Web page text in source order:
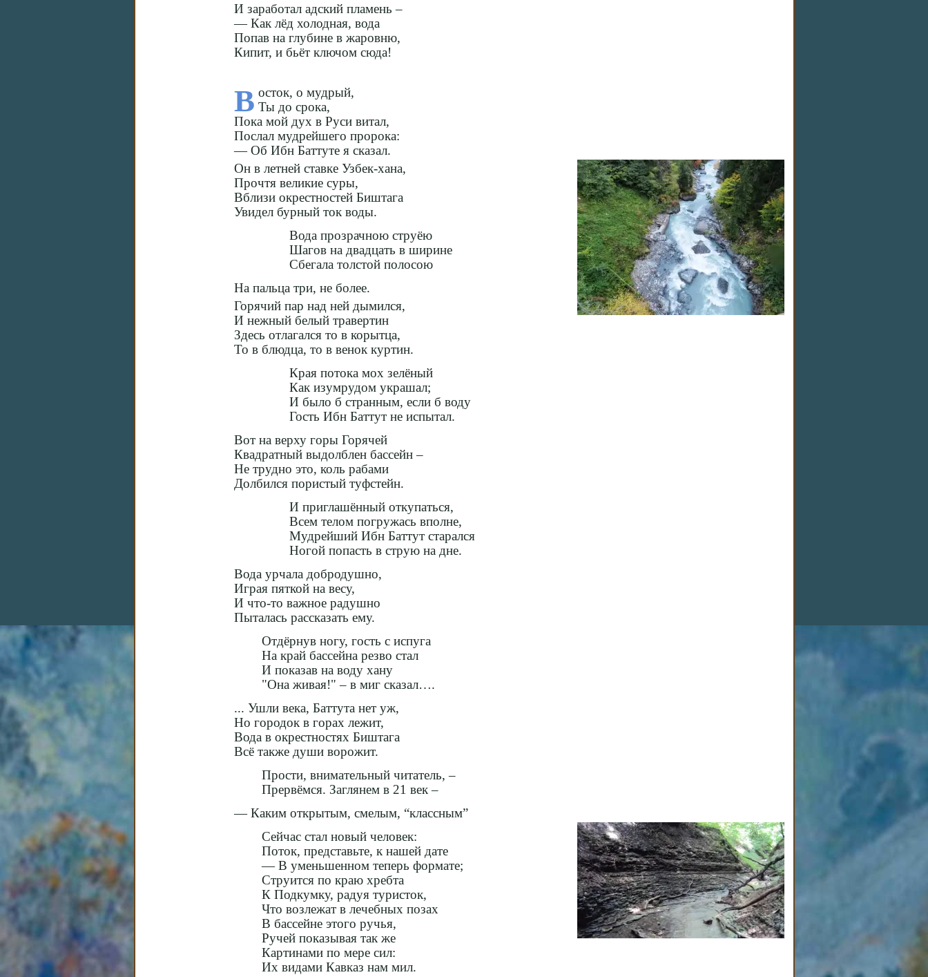
И заработал адский пламень –
— Как лёд холодная, вода
Попав на глубине в жаровню,
Кипит, и бьёт ключом сюда!
В осток, о мудрый,
Ты до срока,
Пока мой дух в Руси витал,
Послал мудрейшего пророка:
— Об Ибн Баттуте я сказал.
Он в летней ставке Узбек-хана,
Прочтя великие суры,
Вблизи окрестностей Биштага
Увидел бурный ток воды.
Вода прозрачною струёю
Шагов на двадцать в ширине
Сбегала толстой полосою
На пальца три, не более.
Горячий пар над ней дымился,
И нежный белый травертин
Здесь отлагался то в корытца,
То в блюдца, то в венок куртин.
Края потока мох зелёный
Как изумрудом украшал;
И было б странным, если б воду
Гость Ибн Баттут не испытал.
Вот на верху горы Горячей
Квадратный выдолблен бассейн –
Не трудно это, коль рабами
Долбился пористый туфстейн.
И приглашённый откупаться,
Всем телом погружась вполне,
Мудрейший Ибн Баттут старался
Ногой попасть в струю на дне.
Вода урчала добродушно,
Играя пяткой на весу,
И что-то важное радушно
Пыталась рассказать ему.
Отдёрнув ногу, гость с испуга
На край бассейна резво стал
И показав на воду хану
"Она живая!" – в миг сказал….
... Ушли века, Баттута нет уж,
Но городок в горах лежит,
Вода в окрестностях Биштага
Всё также души ворожит.
Прости, внимательный читатель, –
Прервёмся. Заглянем в 21 век –
— Каким открытым, смелым, “классным”
Сейчас стал новый человек:
Поток, представьте, к нашей дате
— В уменьшенном теперь формате;
Струится по краю хребта
К Подкумку, радуя туристок,
Что возлежат в лечебных позах
В бассейне этого ручья,
Ручей показывая так же
Картинами по мере сил:
Их видами Кавказ нам мил.